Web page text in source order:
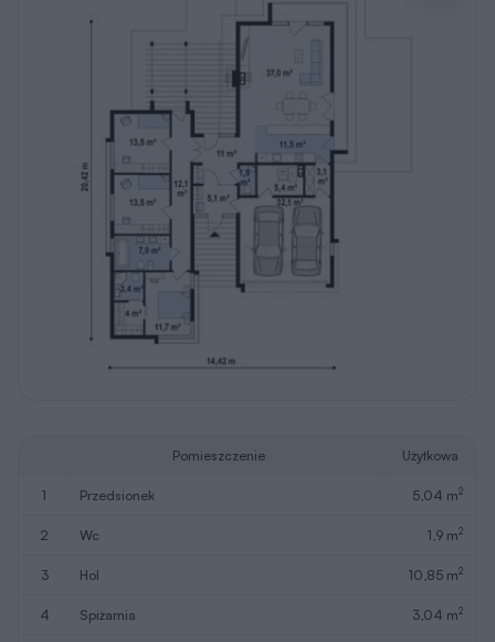
Pomieszczenie Użytkowa
1 przedsionek 5,04 m2
2 wc 1,9 m2
3 hol 10,85 m2
4 spiżarnia 3,04 m2